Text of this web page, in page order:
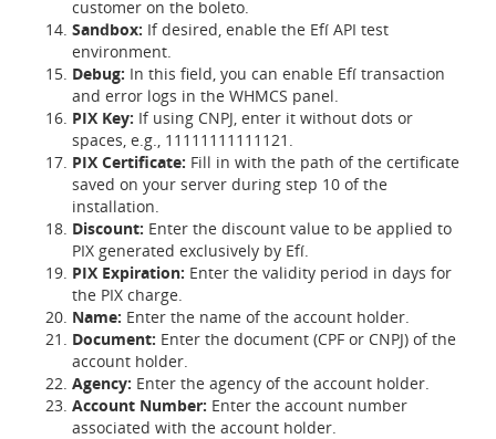
customer on the boleto.
Sandbox: If desired, enable the Efí API test
environment.
Debug: In this field, you can enable Efí transaction
and error logs in the WHMCS panel.
PIX Key: If using CNPJ, enter it without dots or
spaces, e.g., 11111111111121.
PIX Certificate: Fill in with the path of the certificate
saved on your server during step 10 of the
installation.
Discount: Enter the discount value to be applied to
PIX generated exclusively by Efí.
PIX Expiration: Enter the validity period in days for
the PIX charge.
Name: Enter the name of the account holder.
Document: Enter the document (CPF or CNPJ) of the
account holder.
Agency: Enter the agency of the account holder.
Account Number: Enter the account number
associated with the account holder.